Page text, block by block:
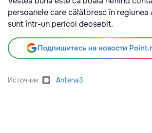
persoanele care călătoresc în regiunea
sunt într-un pericol deosebit.
Подпишитесь на новости
Источник Antena3